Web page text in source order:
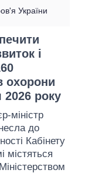
України
і
охорони
2026 року
міністр
до
Кабінету
містяться